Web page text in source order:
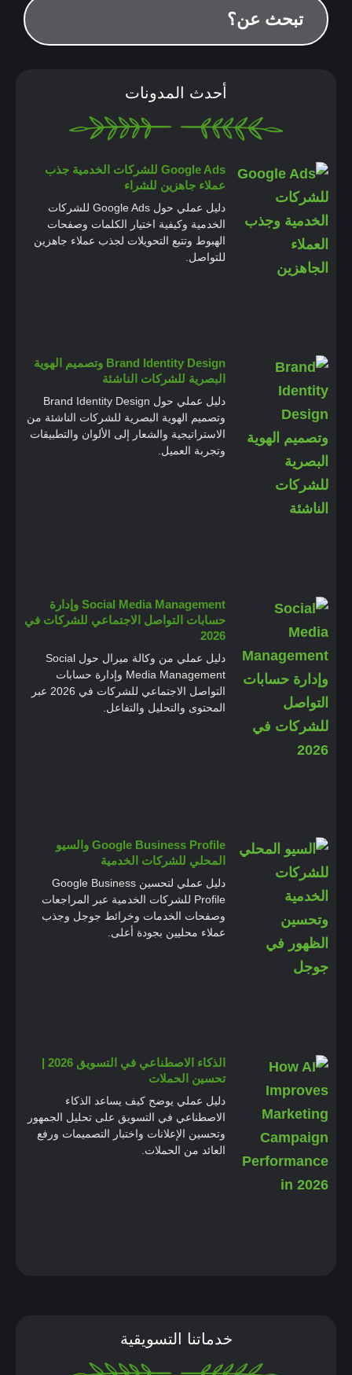
أحدث المدونات
Google Ads للشركات الخدمية جذب
عملاء جاهزين للشراء
دليل عملي حول Google Ads للشركات
الخدمية وكيفية اختيار الكلمات وصفحات
الهبوط وتتبع التحويلات لجذب عملاء جاهزين
للتواصل.
Brand Identity Design وتصميم الهوية
البصرية للشركات الناشئة
دليل عملي حول Brand Identity Design
وتصميم الهوية البصرية للشركات الناشئة من
الاستراتيجية والشعار إلى الألوان والتطبيقات
وتجربة العميل.
Social Media Management وإدارة
حسابات التواصل الاجتماعي للشركات في
2026
دليل عملي من وكالة ميرال حول Social
Media Management وإدارة حسابات
التواصل الاجتماعي للشركات في 2026 عبر
المحتوى والتحليل والتفاعل.
Google Business Profile والسيو
المحلي للشركات الخدمية
دليل عملي لتحسين Google Business
Profile للشركات الخدمية عبر المراجعات
وصفحات الخدمات وخرائط جوجل وجذب
عملاء محليين بجودة أعلى.
الذكاء الاصطناعي في التسويق 2026 |
تحسين الحملات
دليل عملي يوضح كيف يساعد الذكاء
الاصطناعي في التسويق على تحليل الجمهور
وتحسين الإعلانات واختبار التصميمات ورفع
العائد من الحملات.
خدماتنا التسويقية